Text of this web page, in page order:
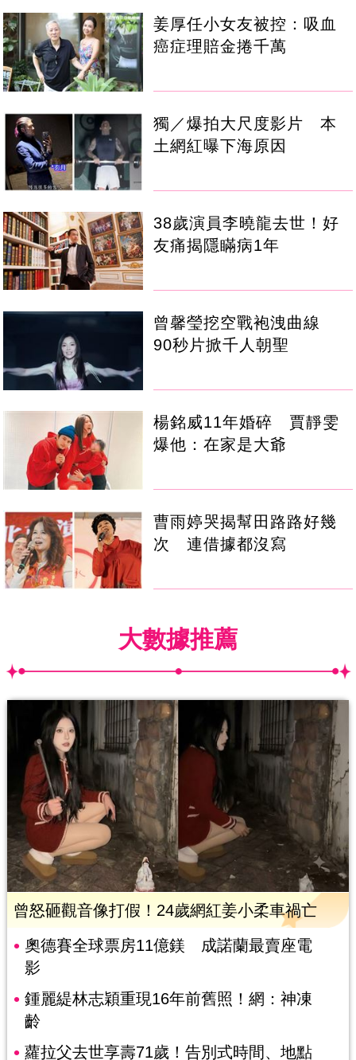
姜厚任小女友被控：吸血
癌症理賠金捲千萬
獨／爆拍大尺度影片 本
土網紅曝下海原因
38歲演員李曉龍去世！好
友痛揭隱瞞病1年
曾馨瑩挖空戰袍洩曲線
90秒片掀千人朝聖
楊銘威11年婚碎 賈靜雯
爆他：在家是大爺
曹雨婷哭揭幫田路路好幾
次 連借據都沒寫
大數據推薦
曾怒砸觀音像打假！24歲網紅姜小柔車禍亡
奧德賽全球票房11億鎂 成諾蘭最賣座電
影
鍾麗緹林志穎重現16年前舊照！網：神凍
齡
蘿拉父去世享壽71歲！告別式時間、地點